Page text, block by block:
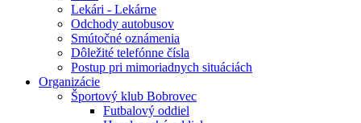
Lekári - Lekárne
Odchody autobusov
Smútočné oznámenia
Dôležité telefónne čísla
Postup pri mimoriadnych situáciách
Organizácie
Športový klub Bobrovec
Futbalový oddiel